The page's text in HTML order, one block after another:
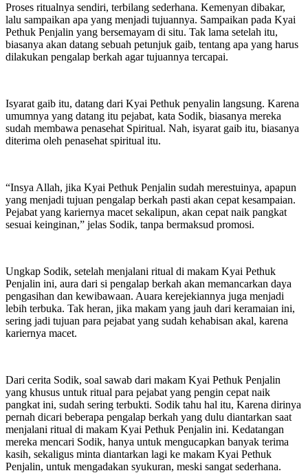
Proses ritualnya sendiri, terbilang sederhana. Kemenyan dibakar,
lalu sampaikan apa yang menjadi tujuannya. Sampaikan pada Kyai
Pethuk Penjalin yang bersemayam di situ. Tak lama setelah itu,
biasanya akan datang sebuah petunjuk gaib, tentang apa yang harus
dilakukan pengalap berkah agar tujuannya tercapai.
Isyarat gaib itu, datang dari Kyai Pethuk penyalin langsung. Karena
umumnya yang datang itu pejabat, kata Sodik, biasanya mereka
sudah membawa penasehat Spiritual. Nah, isyarat gaib itu, biasanya
diterima oleh penasehat spiritual itu.
“Insya Allah, jika Kyai Pethuk Penjalin sudah merestuinya, apapun
yang menjadi tujuan pengalap berkah pasti akan cepat kesampaian.
Pejabat yang kariernya macet sekalipun, akan cepat naik pangkat
sesuai keinginan,” jelas Sodik, tanpa bermaksud promosi.
Ungkap Sodik, setelah menjalani ritual di makam Kyai Pethuk
Penjalin ini, aura dari si pengalap berkah akan memancarkan daya
pengasihan dan kewibawaan. Auara kerejekiannya juga menjadi
lebih terbuka. Tak heran, jika makam yang jauh dari keramaian ini,
sering jadi tujuan para pejabat yang sudah kehabisan akal, karena
kariernya macet.
Dari cerita Sodik, soal sawab dari makam Kyai Pethuk Penjalin
yang khusus untuk ritual para pejabat yang pengin cepat naik
pangkat ini, sudah sering terbukti. Sodik tahu hal itu, Karena dirinya
pernah dicari beberapa pengalap berkah yang dulu diantarkan saat
menjalani ritual di makam Kyai Pethuk Penjalin ini. Kedatangan
mereka mencari Sodik, hanya untuk mengucapkan banyak terima
kasih, sekaligus minta diantarkan lagi ke makam Kyai Pethuk
Penjalin, untuk mengadakan syukuran, meski sangat sederhana.